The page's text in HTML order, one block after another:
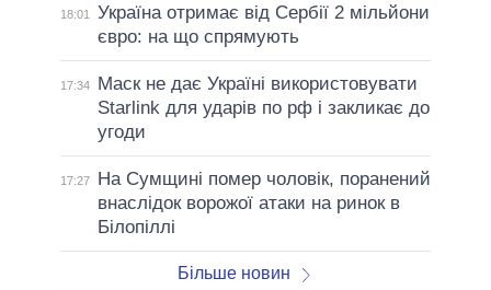
18:01
Україна отримає від Сербії 2 мільйони
євро: на що спрямують
17:34
Маск не дає Україні використовувати
Starlink для ударів по рф і закликає до
угоди
17:27
На Сумщині помер чоловік, поранений
внаслідок ворожої атаки на ринок в
Білопіллі
Більше новин